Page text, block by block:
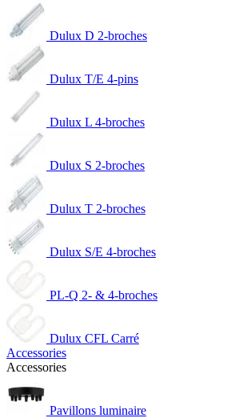
Dulux D 2-broches
Dulux T/E 4-pins
Dulux L 4-broches
Dulux S 2-broches
Dulux T 2-broches
Dulux S/E 4-broches
PL-Q 2- & 4-broches
Dulux CFL Carré
Accessories
Accessories
Pavillons luminaire